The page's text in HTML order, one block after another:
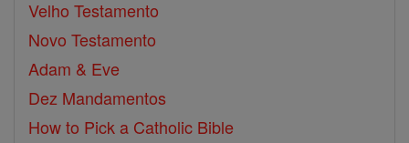
Velho Testamento
Novo Testamento
Adam & Eve
Dez Mandamentos
How to Pick a Catholic Bible